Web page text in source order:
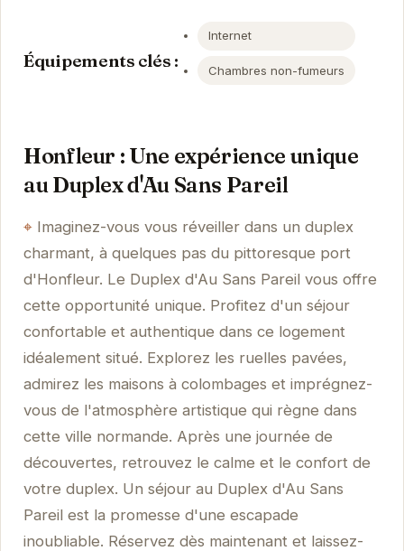
Équipements clés :
Internet
Chambres non-fumeurs
Honfleur : Une expérience unique
au Duplex d'Au Sans Pareil
Imaginez-vous vous réveiller dans un duplex
charmant, à quelques pas du pittoresque port
d'Honfleur. Le Duplex d'Au Sans Pareil vous offre
cette opportunité unique. Profitez d'un séjour
confortable et authentique dans ce logement
idéalement situé. Explorez les ruelles pavées,
admirez les maisons à colombages et imprégnez-
vous de l'atmosphère artistique qui règne dans
cette ville normande. Après une journée de
découvertes, retrouvez le calme et le confort de
votre duplex. Un séjour au Duplex d'Au Sans
Pareil est la promesse d'une escapade
inoubliable. Réservez dès maintenant et laissez-